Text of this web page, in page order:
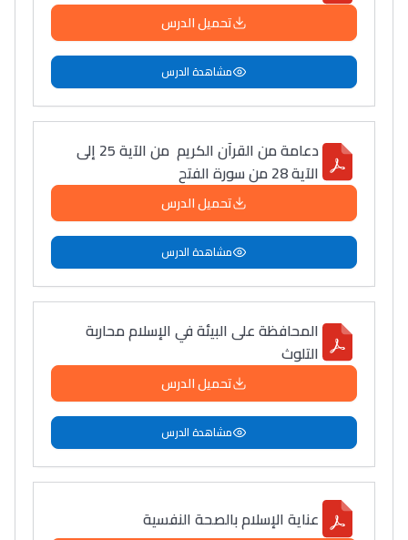
تحميل الدرس
مشاهدة الدرس
دعامة من القرآن الكريم من الآية 25 إلى
الآية 28 من سورة الفتح
تحميل الدرس
مشاهدة الدرس
المحافظة على البيئة في الإسلام محاربة
التلوث
تحميل الدرس
مشاهدة الدرس
عناية الإسلام بالصحة النفسية